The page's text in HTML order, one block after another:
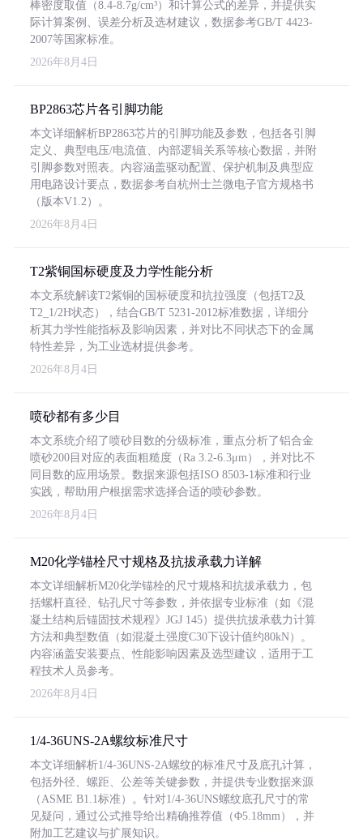
棒密度取值（8.4-8.7g/cm³）和计算公式的差异，并提供实
际计算案例、误差分析及选材建议，数据参考GB/T 4423-
2007等国家标准。
2026年8月4日
BP2863芯片各引脚功能
本文详细解析BP2863芯片的引脚功能及参数，包括各引脚
定义、典型电压/电流值、内部逻辑关系等核心数据，并附
引脚参数对照表。内容涵盖驱动配置、保护机制及典型应
用电路设计要点，数据参考自杭州士兰微电子官方规格书
（版本V1.2）。
2026年8月4日
T2紫铜国标硬度及力学性能分析
本文系统解读T2紫铜的国标硬度和抗拉强度（包括T2及
T2_1/2H状态），结合GB/T 5231-2012标准数据，详细分
析其力学性能指标及影响因素，并对比不同状态下的金属
特性差异，为工业选材提供参考。
2026年8月4日
喷砂都有多少目
本文系统介绍了喷砂目数的分级标准，重点分析了铝合金
喷砂200目对应的表面粗糙度（Ra 3.2-6.3μm），并对比不
同目数的应用场景。数据来源包括ISO 8503-1标准和行业
实践，帮助用户根据需求选择合适的喷砂参数。
2026年8月4日
M20化学锚栓尺寸规格及抗拔承载力详解
本文详细解析M20化学锚栓的尺寸规格和抗拔承载力，包
括螺杆直径、钻孔尺寸等参数，并依据专业标准（如《混
凝土结构后锚固技术规程》JGJ 145）提供抗拔承载力计算
方法和典型数值（如混凝土强度C30下设计值约80kN）。
内容涵盖安装要点、性能影响因素及选型建议，适用于工
程技术人员参考。
2026年8月4日
1/4-36UNS-2A螺纹标准尺寸
本文详细解析1/4-36UNS-2A螺纹的标准尺寸及底孔计算，
包括外径、螺距、公差等关键参数，并提供专业数据来源
（ASME B1.1标准）。针对1/4-36UNS螺纹底孔尺寸的常
见疑问，通过公式推导给出精确推荐值（Φ5.18mm），并
附加工艺建议与扩展知识。